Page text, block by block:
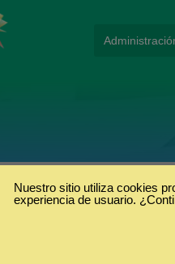
Nuestro sitio utiliza cookies
experiencia de usuario.